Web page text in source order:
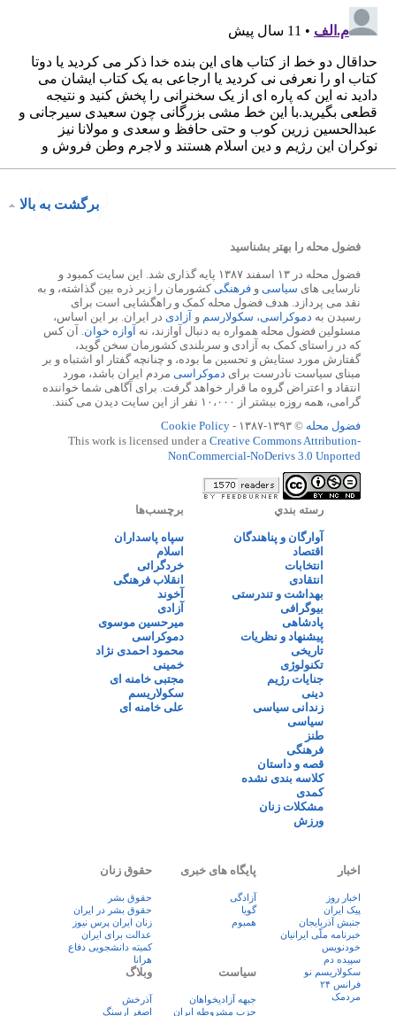
برگشت به بالا
فضول محله را بهتر بشناسید
فضول محله در ۱۳ اسفند ۱۳۸۷ پایه گذاری شد. این سایت کمبود و
نارسایی های سیاسی و فرهنگیکشورمان را زیر ذره بین گذاشته، و به
نقد می پردازد. هدف فضول محله کمک و راهگشایی است برای
رسیدن به دموکراسی، سکولارسم و آزادی در ایران. بر این اساس،
مسئولین فضول محله همواره به دنبال آوازند، نه آوازه خوان. آن کس
که در راستای کمک به آزادی و سربلندی کشورمان سخن گوید،
گفتارش مورد ستایش و تحسین ما بوده، و چنانچه گفتار او اشتباه و بر
مبنای سیاست نادرست برای دموکراسی مردم ایران باشد، مورد
انتقاد و اعتراض گروه ما قرار خواهد گرفت. برای آگاهی شما خواننده
گرامی، همه روزه بیشتر از ۱۰،۰۰۰ نفر از این سایت دیدن می کنند.
فضول محله © ۱۳۹۳-۱۳۸۷ -
Cookie Policy
This work is licensed under a Creative Commons Attribution-
NonCommercial-NoDerivs 3.0 Unported
رسته بندي
آوارگان و پناهندگان
اقتصاد
انتخابات
انتقادی
بهداشت و تندرستی
بیوگرافی
پادشاهی
پیشنهاد و نظریات
تاریخی
تکنولوژی
جنایات رژیم
دینی
زندانی سیاسی
سیاسی
طنز
فرهنگی
قصه و داستان
کلاسه بندی نشده
کمدی
مشکلات زنان
ورزش
برچسب‌ها
سپاه پاسداران
اسلام
خردگرائی
انقلاب فرهنگی
آخوند
آزادی
میرحسین موسوی
دموکراسی
محمود احمدی نژاد
خمینی
مجتبی خامنه ای
سکولاریسم
علی خامنه ای
اخبار
اخبار روز
پيک ايران
جنبش آذربایجان
خبرنامه ملّی ایرانیان
خودنویس
سپیده دم
سکولاریسم نو
فرانس ۲۴
مردمک
پایگاه های خبری
آزادگی
گویا
همبوم
حقوق زنان
حقوق بشر
حقوق بشر در ایران
زنان ايران پرس نيوز
عدالت برای ایران
کمیته دانشجویی دفاع
هرانا
سیاست
جبهه آزادیخواهان
حزب مشروطه ایران
وبلاگ
آذرخش
اصغر ارسنگ